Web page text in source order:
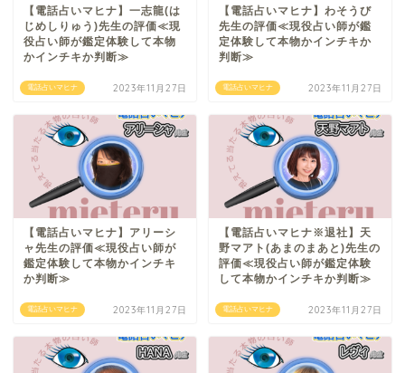
電話占いマヒナ
【電話占いマヒナ】一志龍(は
じめしりゅう)先生の評価≪現
役占い師が鑑定体験して本物
かインチキか判断≫
2023年11月27日 電話占いマヒナ
【電話占いマヒナ】わそうび
先生の評価≪現役占い師が鑑
定体験して本物かインチキか
判断≫
2023年11月27日
電話占いマヒナ
【電話占いマヒナ】アリーシ
ャ先生の評価≪現役占い師が
鑑定体験して本物かインチキ
か判断≫
2023年11月27日 電話占いマヒナ
【電話占いマヒナ※退社】天
野マアト(あまのまあと)先生の
評価≪現役占い師が鑑定体験
して本物かインチキか判断≫
2023年11月27日